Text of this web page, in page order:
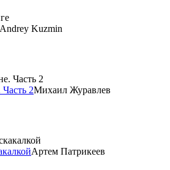
Andrey Kuzmin
2Михаил Журавлев
Артем Патрикеев